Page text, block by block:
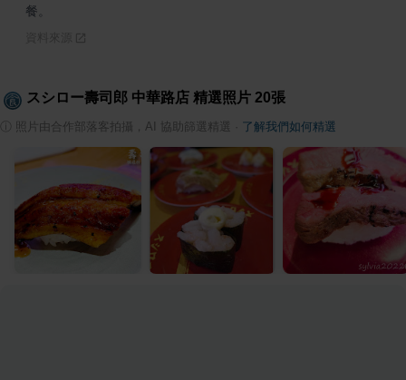
餐。
スシロー壽司郎 中華路店 精選照片 20張
照片由合作部落客拍攝，AI 協助篩選精選 了解我們如何精選